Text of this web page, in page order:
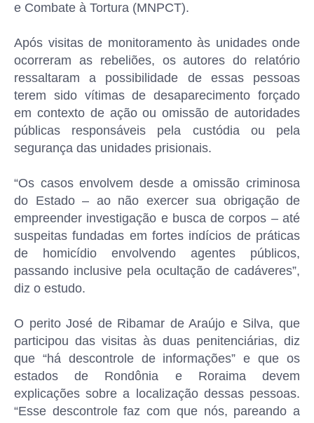
e Combate à Tortura (MNPCT).
Após visitas de monitoramento às unidades onde
ocorreram as rebeliões, os autores do relatório
ressaltaram a possibilidade de essas pessoas
terem sido vítimas de desaparecimento forçado
em contexto de ação ou omissão de autoridades
públicas responsáveis pela custódia ou pela
segurança das unidades prisionais.
“Os casos envolvem desde a omissão criminosa
do Estado – ao não exercer sua obrigação de
empreender investigação e busca de corpos – até
suspeitas fundadas em fortes indícios de práticas
de homicídio envolvendo agentes públicos,
passando inclusive pela ocultação de cadáveres”,
diz o estudo.
O perito José de Ribamar de Araújo e Silva, que
participou das visitas às duas penitenciárias, diz
que “há descontrole de informações” e que os
estados de Rondônia e Roraima devem
explicações sobre a localização dessas pessoas.
“Esse descontrole faz com que nós, pareando a